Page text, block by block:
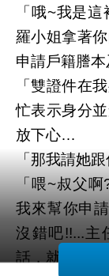
「哦~我是這
羅小姐拿著
申請戶籍謄
「雙證件在
忙表示身分
放下心…
「那我請她
「喂~叔父啊
我來幫你申
沒錯吧!!...主
話 ， 就是講給